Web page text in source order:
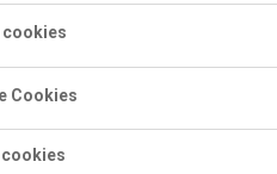
til nytåret.
cookies
Cookies
cookies